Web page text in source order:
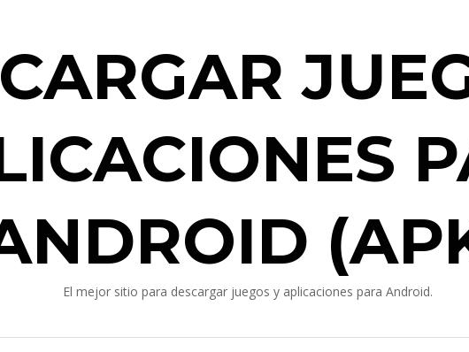
El mejor sitio para descargar juegos y aplicaciones para Android.